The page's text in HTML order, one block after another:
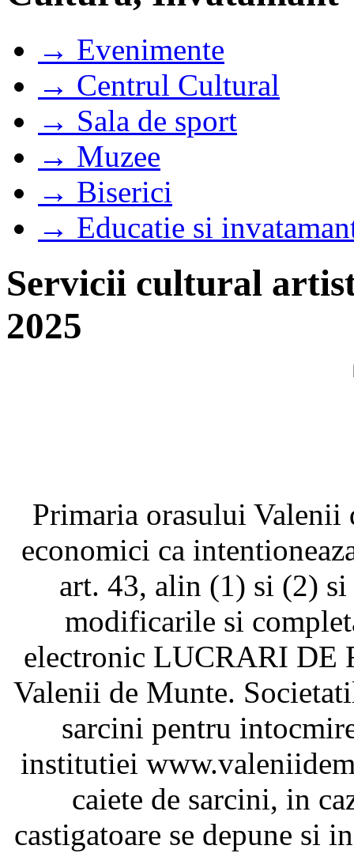
→ Evenimente
→ Centrul Cultural
→ Sala de sport
→ Muzee
→ Biserici
→ Educatie si
Servicii cultural
2025
Primaria orasului Valenii
economici ca
art. 43, alin (1) si (2)
modificarile si
electronic LUCRARI DE
Valenii de Munte.
sarcini pentru
institutiei
caiete de sarcini, in
castigatoare se depune si